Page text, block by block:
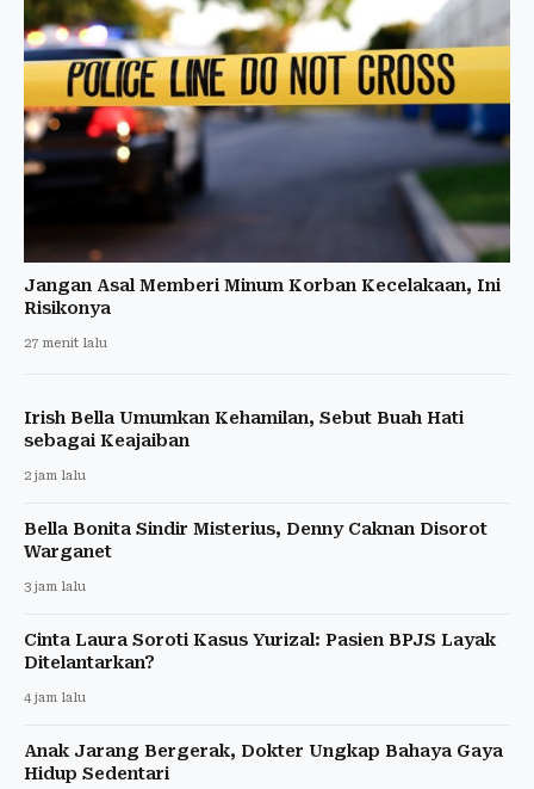
Jangan Asal Memberi Minum Korban Kecelakaan, Ini
Risikonya
27 menit lalu
Irish Bella Umumkan Kehamilan, Sebut Buah Hati
sebagai Keajaiban
2 jam lalu
Bella Bonita Sindir Misterius, Denny Caknan Disorot
Warganet
3 jam lalu
Cinta Laura Soroti Kasus Yurizal: Pasien BPJS Layak
Ditelantarkan?
4 jam lalu
Anak Jarang Bergerak, Dokter Ungkap Bahaya Gaya
Hidup Sedentari